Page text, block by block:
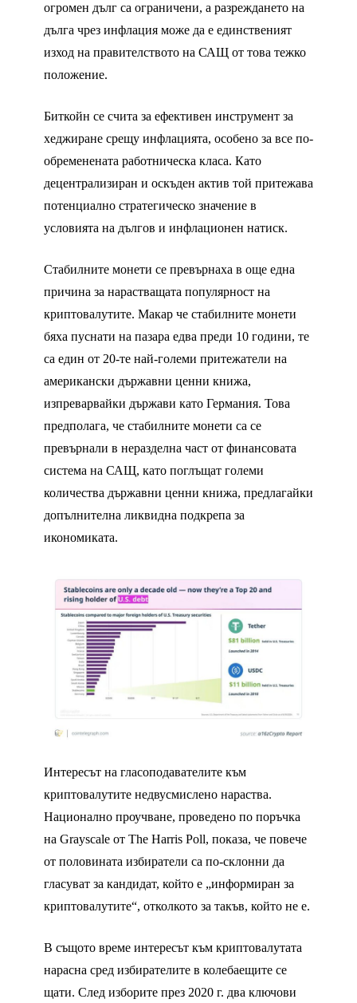
огромен дълг са ограничени, а разреждането на
дълга чрез инфлация може да е единственият
изход на правителството на САЩ от това тежко
положение.
Биткойн се счита за ефективен инструмент за
хеджиране срещу инфлацията, особено за все по-
обременената работническа класа. Като
децентрализиран и оскъден актив той притежава
потенциално стратегическо значение в
условията на дългов и инфлационен натиск.
Стабилните монети се превърнаха в още една
причина за нарастващата популярност на
криптовалутите. Макар че стабилните монети
бяха пуснати на пазара едва преди 10 години, те
са един от 20-те най-големи притежатели на
американски държавни ценни книжа,
изпреварвайки държави като Германия. Това
предполага, че стабилните монети са се
превърнали в неразделна част от финансовата
система на САЩ, като поглъщат големи
количества държавни ценни книжа, предлагайки
допълнителна ликвидна подкрепа за
икономиката.
Интересът на гласоподавателите към
криптовалутите недвусмислено нараства.
Национално проучване, проведено по поръчка
на Grayscale от The Harris Poll, показа, че повече
от половината избиратели са по-склонни да
гласуват за кандидат, който е „информиран за
криптовалутите“, отколкото за такъв, който не е.
В същото време интересът към криптовалутата
нарасна сред избирателите в колебаещите се
щати. След изборите през 2020 г. два ключови